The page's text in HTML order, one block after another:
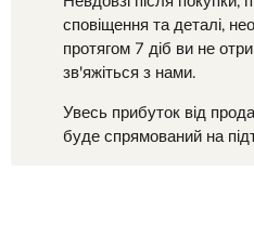
сповіщення та деталі,
протягом 7 діб ви не
зв'яжіться з нами.
Увесь прибуток від
буде спрямований на